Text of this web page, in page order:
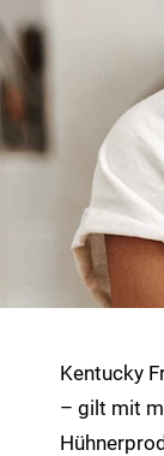
Kentucky
– gilt mit